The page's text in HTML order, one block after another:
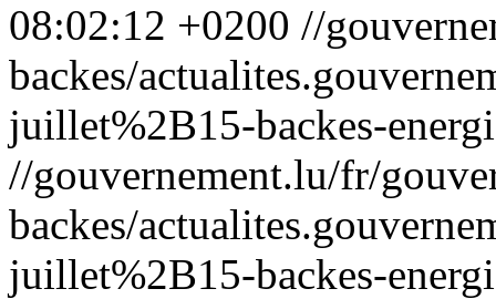
08:02:12 +0200 //
backes/
juillet%2B15-backes-
//gouvernement.lu/fr/
backes/
juillet%2B15-backes-